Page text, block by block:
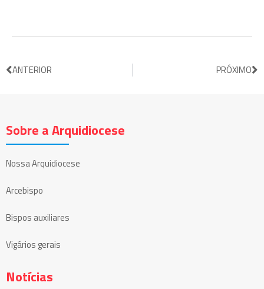
ANTERIOR PRÓXIMO
Sobre a Arquidiocese
Nossa Arquidiocese
Arcebispo
Bispos auxiliares
Vigários gerais
Notícias